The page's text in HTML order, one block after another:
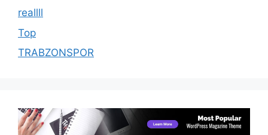
reallll
Top
TRABZONSPOR